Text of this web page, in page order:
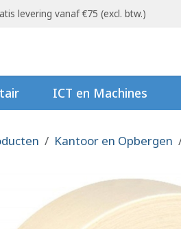
levering vanaf €75 (excl. btw.)
ICT en Machines
Kantoor en Opbergen